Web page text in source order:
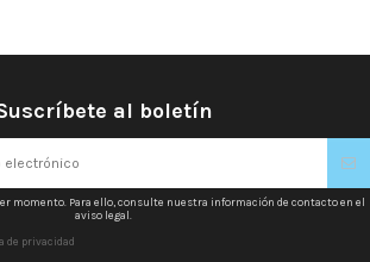
al boletín
momento. Para ello, consulte nuestra información de contacto en el
aviso legal.
de privacidad